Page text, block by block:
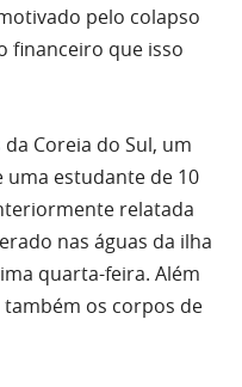
pelo colapso
financeiro que isso
da Coreia do Sul, um
estudante de 10
relatada
nas águas da ilha
quarta-feira. Além
os corpos de